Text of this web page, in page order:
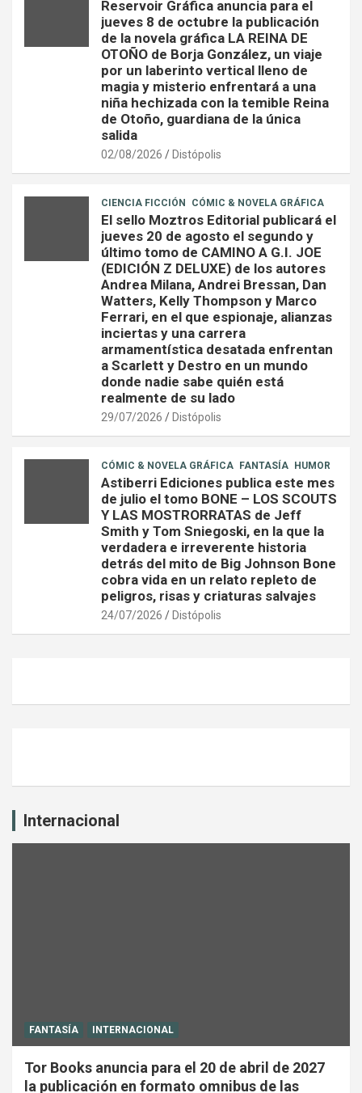
Reservoir Gráfica anuncia para el
jueves 8 de octubre la publicación
de la novela gráfica LA REINA DE
OTOÑO de Borja González, un viaje
por un laberinto vertical lleno de
magia y misterio enfrentará a una
niña hechizada con la temible Reina
de Otoño, guardiana de la única
salida
02/08/2026 Distópolis
CIENCIA FICCIÓN CÓMIC & NOVELA GRÁFICA
El sello Moztros Editorial publicará el
jueves 20 de agosto el segundo y
último tomo de CAMINO A G.I. JOE
(EDICIÓN Z DELUXE) de los autores
Andrea Milana, Andrei Bressan, Dan
Watters, Kelly Thompson y Marco
Ferrari, en el que espionaje, alianzas
inciertas y una carrera
armamentística desatada enfrentan
a Scarlett y Destro en un mundo
donde nadie sabe quién está
realmente de su lado
29/07/2026 Distópolis
CÓMIC & NOVELA GRÁFICA FANTASÍA HUMOR
Astiberri Ediciones publica este mes
de julio el tomo BONE – LOS SCOUTS
Y LAS MOSTRORRATAS de Jeff
Smith y Tom Sniegoski, en la que la
verdadera e irreverente historia
detrás del mito de Big Johnson Bone
cobra vida en un relato repleto de
peligros, risas y criaturas salvajes
24/07/2026 Distópolis
Internacional
FANTASÍA INTERNACIONAL
Tor Books anuncia para el 20 de abril de 2027
la publicación en formato omnibus de las